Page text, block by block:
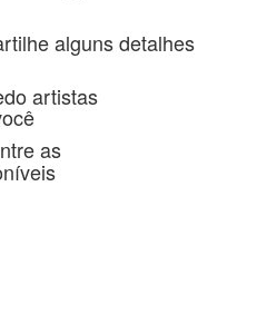
alguns detalhes
artistas
as